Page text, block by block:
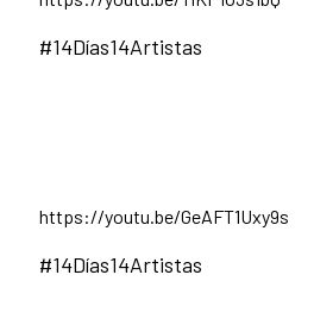
#14Días14Artistas
https://youtu.be/GeAFT1Uxy9s
#14Días14Artistas